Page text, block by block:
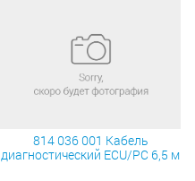
814 036 001 Кабель
диагностический ECU/PC 6,5 м